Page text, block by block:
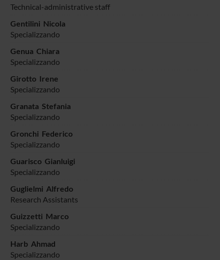
Technical-administrative staff
Gentilini Nicola
Specializzando
Genua Chiara
Specializzando
Girotto Irene
Specializzando
Granata Stefania
Specializzando
Gronchi Federico
Specializzando
Guarisco Gianluigi
Specializzando
Guglielmi Alfredo
Research Assistants
Guizzetti Marco
Specializzando
Harb Ahmad
Specializzando